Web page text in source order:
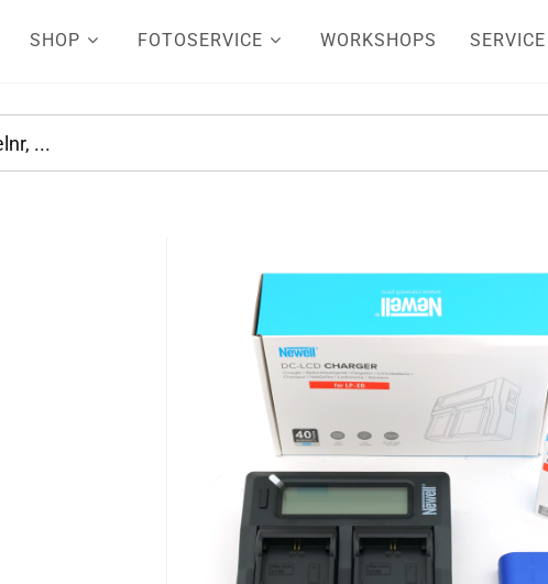
SHOP FOTOSERVICE WORKSHOPS SERVICE